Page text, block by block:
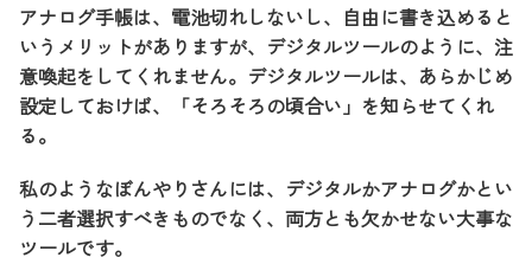
アナログ手帳は、電池切れしないし、自由に書き込めると
いうメリットがありますが、デジタルツールのように、注
意喚起をしてくれません。デジタルツールは、あらかじめ
設定しておけば、「そろそろの頃合い」を知らせてくれ
る。
私のようなぼんやりさんには、デジタルかアナログかとい
う二者選択すべきものでなく、両方とも欠かせない大事な
ツールです。